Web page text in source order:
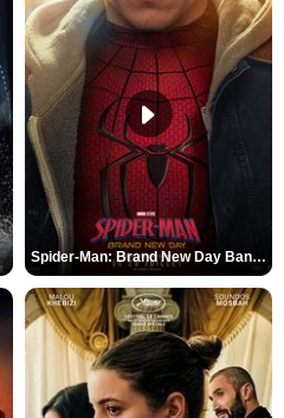
Spider-Man: Brand New Day Bande-annonce VO STFR